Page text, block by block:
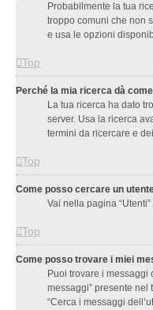
Probabilmente la tua
troppo comuni che non
e usa le opzioni
Top
Perché la mia ricerca dà
La tua ricerca ha dato
server. Usa la ricerca
termini da ricercare e
Top
Come posso cercare un
Vai nella pagina
Top
Come posso trovare i miei
Puoi trovare i messaggi
messaggi” presente nel
“Cerca i messaggi